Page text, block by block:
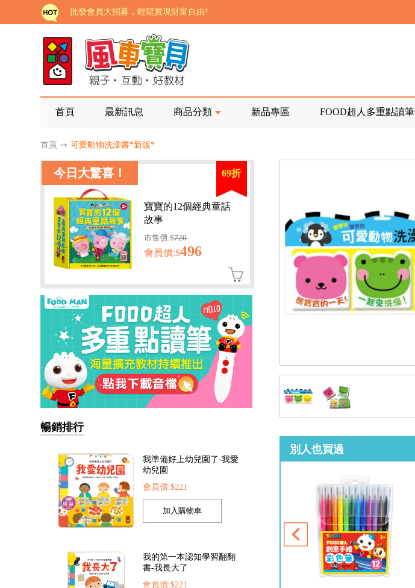
批發會員大招募，輕鬆實現財富自由!
如需更改或重開發票 需在訂單成立三天內通知客服 寄回發票需附上回郵郵票
老師您好!!幼教會員火熱招募中~
海外購物免煩惱！點我查看『海外購物流程說明』
家長樂了!「風車書版集團暨FOOD超人企業總部」目前正興建中!
老師您好!!幼教會員火熱招募中~
海外購物免煩惱！點我查看『海外購物流程說明』
首頁 最新訊息 商品分類 新品專區 FOOD超人多重點讀筆
首頁 ➙ 可愛動物洗澡書*新版*
今日大驚喜！ 69折
寶寶的12個經典童話
故事
市售價:$720
會員價:$496
暢銷排行
幼兒園
書-我長大了
別人也買過